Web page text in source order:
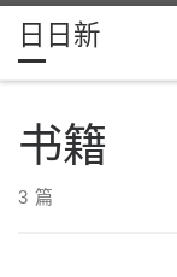
Skip to content
日日新
书籍
3 篇